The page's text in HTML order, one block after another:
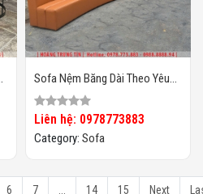
Sofa Nệm Băng Dài Theo Yêu
Cầu HTT01
Liên hệ: 0978773883
Category: Sofa
6 7 14 15 Next